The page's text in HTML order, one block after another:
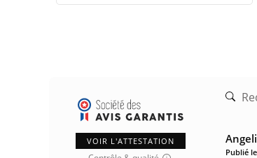
VOIR L'ATTESTATION
Publié